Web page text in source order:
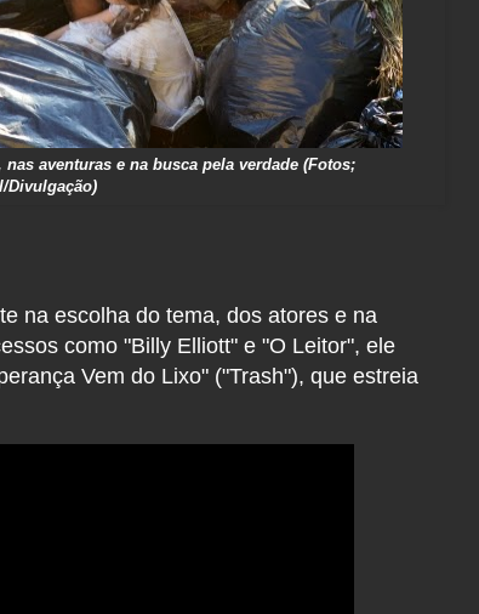
aventuras e na busca pela verdade (Fotos;
Divulgação)
na escolha do tema, dos atores e na
como "Billy Elliott" e "O Leitor", ele
Vem do Lixo" ("Trash"), que estreia